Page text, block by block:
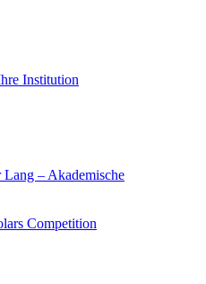
Institution
– Akademische
Competition